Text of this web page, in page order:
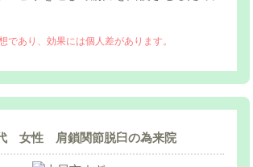
であり、効果には個人差があります。
女性 肩鎖関節脱臼の為来院